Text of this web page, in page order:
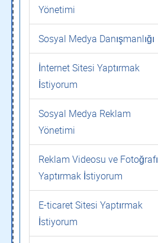
Yönetimi
Sosyal Medya Danışmanlığı
İnternet Sitesi Yaptırmak
İstiyorum
Sosyal Medya Reklam
Yönetimi
Reklam Videosu ve Fotoğrafı
Yaptırmak İstiyorum
E-ticaret Sitesi Yaptırmak
İstiyorum